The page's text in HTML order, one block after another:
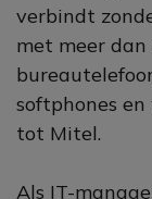
verbindt
met meer
softphones
tot Mitel.
Als IT-